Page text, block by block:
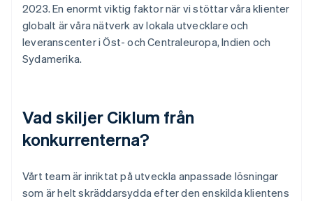
2023. En enormt viktig faktor när vi stöttar våra klienter
globalt är våra nätverk av lokala utvecklare och
leveranscenter i Öst- och Centraleuropa, Indien och
Sydamerika.
Vad skiljer Ciklum från
konkurrenterna?
Vårt team är inriktat på utveckla anpassade lösningar
som är helt skräddarsydda efter den enskilda klientens